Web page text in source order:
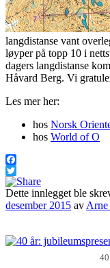
langdistanse vant
løyper på topp 10 i
dagers langdistanse
Håvard Berg. Vi
Les mer her:
hos Norsk
hos World of O
Facebook
Twitter
Dette innlegget ble
desember 2015 av